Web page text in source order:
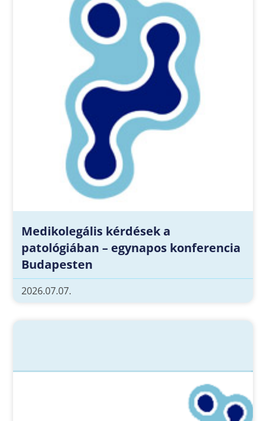
Medikolegális kérdések a
patológiában – egynapos konferencia
Budapesten
2026.07.07.